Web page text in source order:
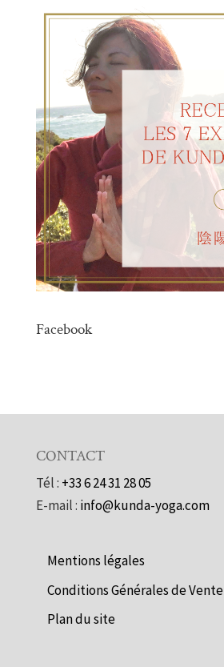
Facebook
CONTACT
Tél : +33 6 24 31 28 05
E-mail : info@kunda-yoga.com
Mentions légales
Conditions Générales de Vente
Plan du site